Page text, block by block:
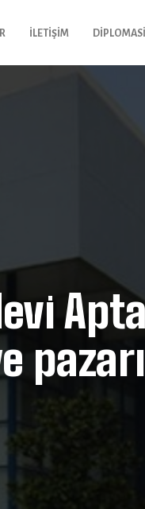
İLETIŞIM